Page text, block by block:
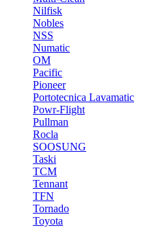
Nilfisk
Nobles
NSS
Numatic
OM
Pacific
Pioneer
Portotecnica Lavamatic
Powr-Flight
Pullman
Rocla
SOOSUNG
Taski
TCM
Tennant
TFN
Tornado
Toyota